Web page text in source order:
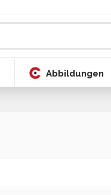
Abbildungen